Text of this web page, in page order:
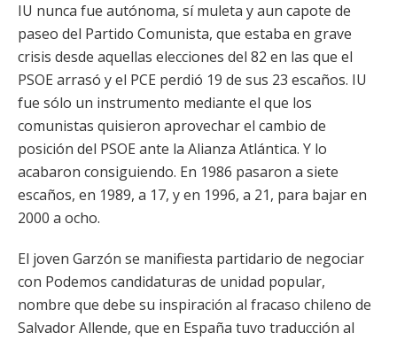
IU nunca fue autónoma, sí muleta y aun capote de
paseo del Partido Comunista, que estaba en grave
crisis desde aquellas elecciones del 82 en las que el
PSOE arrasó y el PCE perdió 19 de sus 23 escaños. IU
fue sólo un instrumento mediante el que los
comunistas quisieron aprovechar el cambio de
posición del PSOE ante la Alianza Atlántica. Y lo
acabaron consiguiendo. En 1986 pasaron a siete
escaños, en 1989, a 17, y en 1996, a 21, para bajar en
2000 a ocho.
El joven Garzón se manifiesta partidario de negociar
con Podemos candidaturas de unidad popular,
nombre que debe su inspiración al fracaso chileno de
Salvador Allende, que en España tuvo traducción al